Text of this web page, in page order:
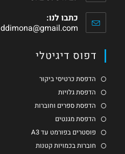
כתבו לנו:
ddimona@gmail.com
דפוס דיגיטלי
הדפסת כרטיסי ביקור
הדפסת גלויות
הדפסת ספרים וחוברות
הדפסת מגנטים
פוסטרים בפורמט עד A3
חוברות בכמויות קטנות